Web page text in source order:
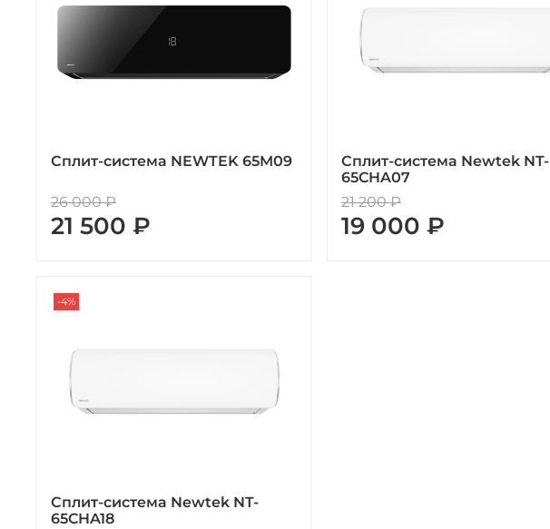
Сплит-система NEWTEK 65M09
26 000 ₽
21 500 ₽
Сплит-система Newtek NT-
65CHA07
21 200 ₽
19 000 ₽
-4%
Сплит-система Newtek NT-
65CHA18